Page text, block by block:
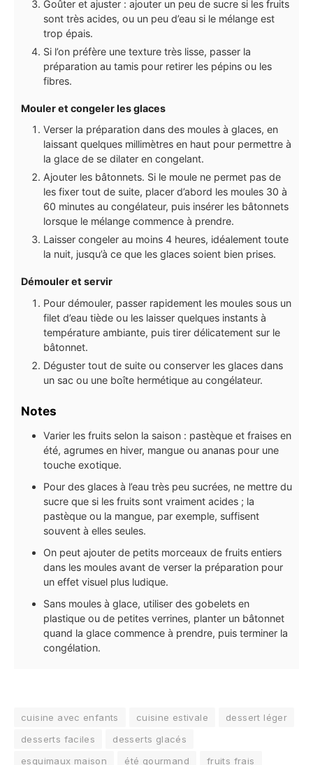
Goûter et ajuster : ajouter un peu de sucre si les fruits
sont très acides, ou un peu d’eau si le mélange est
trop épais.
Si l’on préfère une texture très lisse, passer la
préparation au tamis pour retirer les pépins ou les
fibres.
Mouler et congeler les glaces
Verser la préparation dans des moules à glaces, en
laissant quelques millimètres en haut pour permettre à
la glace de se dilater en congelant.
Ajouter les bâtonnets. Si le moule ne permet pas de
les fixer tout de suite, placer d’abord les moules 30 à
60 minutes au congélateur, puis insérer les bâtonnets
lorsque le mélange commence à prendre.
Laisser congeler au moins 4 heures, idéalement toute
la nuit, jusqu’à ce que les glaces soient bien prises.
Démouler et servir
Pour démouler, passer rapidement les moules sous un
filet d’eau tiède ou les laisser quelques instants à
température ambiante, puis tirer délicatement sur le
bâtonnet.
Déguster tout de suite ou conserver les glaces dans
un sac ou une boîte hermétique au congélateur.
Notes
Varier les fruits selon la saison : pastèque et fraises en
été, agrumes en hiver, mangue ou ananas pour une
touche exotique.
Pour des glaces à l’eau très peu sucrées, ne mettre du
sucre que si les fruits sont vraiment acides ; la
pastèque ou la mangue, par exemple, suffisent
souvent à elles seules.
On peut ajouter de petits morceaux de fruits entiers
dans les moules avant de verser la préparation pour
un effet visuel plus ludique.
Sans moules à glace, utiliser des gobelets en
plastique ou de petites verrines, planter un bâtonnet
quand la glace commence à prendre, puis terminer la
congélation.
cuisine avec enfants cuisine estivale
dessert léger
desserts faciles
desserts glacés
esquimaux maison
été gourmand fruits frais